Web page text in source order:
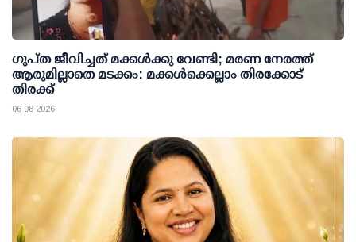
ഗുപ്ത ജീവിച്ചത് മക്കള്‍ക്കു വേണ്ടി; മരണ നേരത്ത്
ആരുമില്ലാതെ മടക്കം: മക്കള്‍ക്കെല്ലാം തിരക്കോട്
തിരക്ക്
06 08 2026